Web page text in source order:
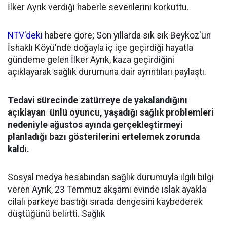
İlker Ayrık verdiği haberle sevenlerini korkuttu.
NTV'deki habere göre; Son yıllarda sık sık Beykoz'un
İshaklı Köyü'nde doğayla iç içe geçirdiği hayatla
gündeme gelen İlker Ayrık, kaza geçirdiğini
açıklayarak sağlık durumuna dair ayrıntıları paylaştı.
Tedavi sürecinde zatürreye de yakalandığını
açıklayan ünlü oyuncu, yaşadığı sağlık problemleri
nedeniyle ağustos ayında gerçekleştirmeyi
planladığı bazı gösterilerini ertelemek zorunda
kaldı.
Sosyal medya hesabından sağlık durumuyla ilgili bilgi
veren Ayrık, 23 Temmuz akşamı evinde ıslak ayakla
cilalı parkeye bastığı sırada dengesini kaybederek
düştüğünü belirtti. Sağlık